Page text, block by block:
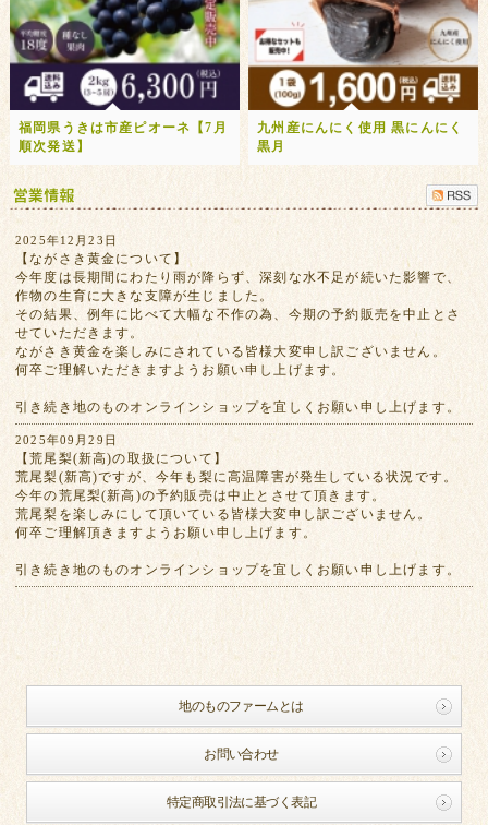
福岡県うきは市産ピオーネ【7月
順次発送】
九州産にんにく使用 黒にんにく
黒月
2025年12月23日
【ながさき黄金について】
今年度は長期間にわたり雨が降らず、深刻な水不足が続いた影響で、
作物の生育に大きな支障が生じました。
その結果、例年に比べて大幅な不作の為、今期の予約販売を中止とさ
せていただきます。
ながさき黄金を楽しみにされている皆様大変申し訳ございません。
何卒ご理解いただきますようお願い申し上げます。
引き続き地のものオンラインショップを宜しくお願い申し上げます。
2025年09月29日
【荒尾梨(新高)の取扱について】
荒尾梨(新高)ですが、今年も梨に高温障害が発生している状況です。
今年の荒尾梨(新高)の予約販売は中止とさせて頂きます。
荒尾梨を楽しみにして頂いている皆様大変申し訳ございません。
何卒ご理解頂きますようお願い申し上げます。
引き続き地のものオンラインショップを宜しくお願い申し上げます。
地のものファームとは
お問い合わせ
特定商取引法に基づく表記